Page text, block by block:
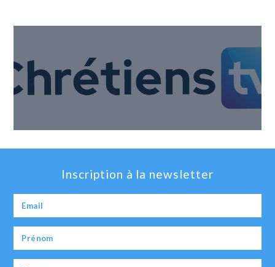
Inscription à la newsletter